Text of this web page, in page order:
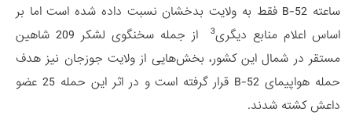
ساعته B-52 فقط به ولایت بدخشان نسبت داده شده است اما بر
اساس اعلام منابع دیگری3
از جمله سخنگوی لشکر 209 شاهین
مستقر در شمال این کشور، بخش‌هایی از ولایت جوزجان نیز هدف
حمله هواپیمای B-52 قرار گرفته است و در اثر این حمله 25 عضو
داعش کشته شدند.